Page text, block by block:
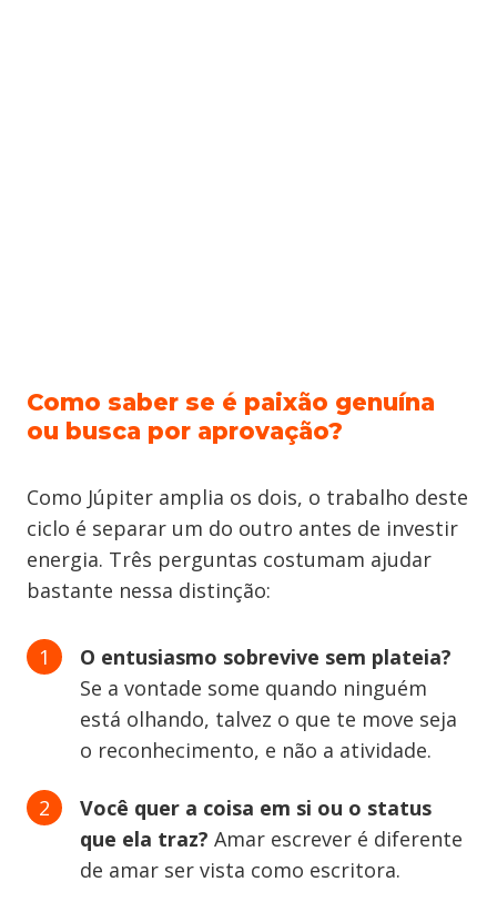
Como saber se é paixão genuína
ou busca por aprovação?
Como Júpiter amplia os dois, o trabalho deste
ciclo é separar um do outro antes de investir
energia. Três perguntas costumam ajudar
bastante nessa distinção:
O entusiasmo sobrevive sem plateia?
Se a vontade some quando ninguém
está olhando, talvez o que te move seja
o reconhecimento, e não a atividade.
Você quer a coisa em si ou o status
que ela traz? Amar escrever é diferente
de amar ser vista como escritora.